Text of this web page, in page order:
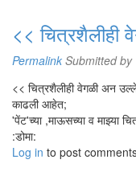
<< चित्रशैलीही
Permalink Submitted by
<< चित्रशैलीही वेगळी अन
काढली आहेत;
'पेंट'च्या ,माऊसच्या व माझ्या
:डोमा:
Log in to post